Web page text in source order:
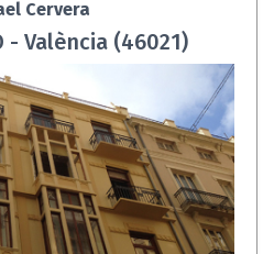
Cervera
- València (46021)